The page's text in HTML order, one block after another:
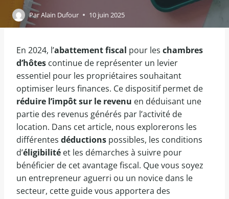
ParAlain Dufour 10 juin 2025
En 2024, l’abattement fiscal pour les chambres
d’hôtes continue de représenter un levier
essentiel pour les propriétaires souhaitant
optimiser leurs finances. Ce dispositif permet de
réduire l’impôt sur le revenu en déduisant une
partie des revenus générés par l’activité de
location. Dans cet article, nous explorerons les
différentes déductions possibles, les conditions
d’éligibilité et les démarches à suivre pour
bénéficier de cet avantage fiscal. Que vous soyez
un entrepreneur aguerri ou un novice dans le
secteur, cette guide vous apportera des